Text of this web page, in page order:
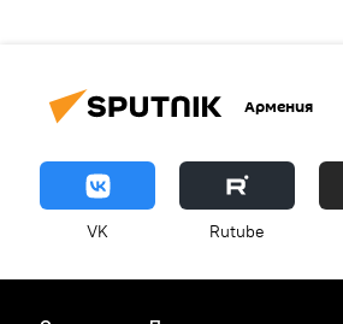
Армения
VK Rutube